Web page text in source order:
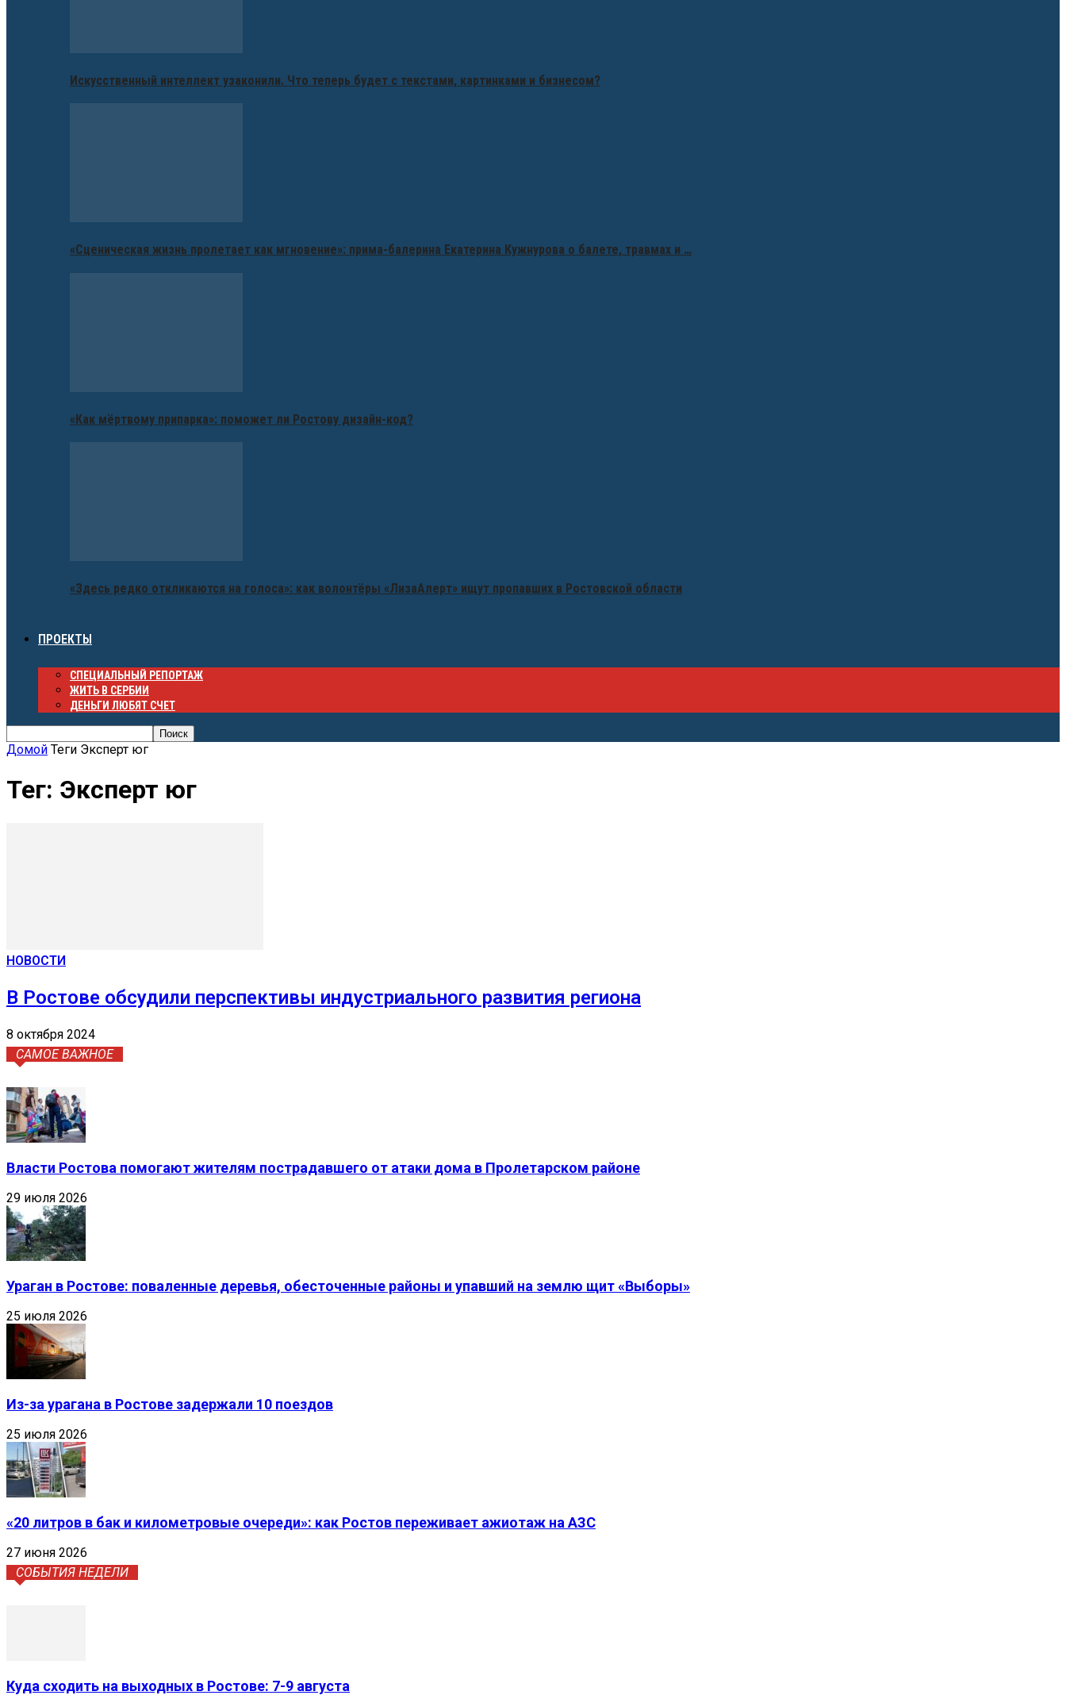
Искусственный интеллект узаконили. Что теперь будет с текстами, картинками и бизнесом?
«Сценическая жизнь пролетает как мгновение»: прима-балерина Екатерина Кужнурова о балете, травмах и …
«Как мёртвому припарка»: поможет ли Ростову дизайн-код?
«Здесь редко откликаются на голоса»: как волонтёры «ЛизаАлерт» ищут пропавших в Ростовской области
ПРОЕКТЫ
СПЕЦИАЛЬНЫЙ РЕПОРТАЖ
ЖИТЬ В СЕРБИИ
ДЕНЬГИ ЛЮБЯТ СЧЕТ
Домой Теги Эксперт юг
Тег: Эксперт юг
НОВОСТИ
В Ростове обсудили перспективы индустриального развития региона
8 октября 2024
САМОЕ ВАЖНОЕ
Власти Ростова помогают жителям пострадавшего от атаки дома в Пролетарском районе
29 июля 2026
Ураган в Ростове: поваленные деревья, обесточенные районы и упавший на землю щит «Выборы»
25 июля 2026
Из-за урагана в Ростове задержали 10 поездов
25 июля 2026
«20 литров в бак и километровые очереди»: как Ростов переживает ажиотаж на АЗС
27 июня 2026
СОБЫТИЯ НЕДЕЛИ
Куда сходить на выходных в Ростове: 7-9 августа